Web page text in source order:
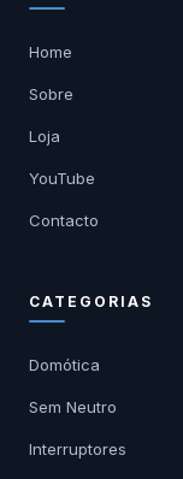
Home
Sobre
Loja
YouTube
Contacto
CATEGORIAS
Domótica
Sem Neutro
Interruptores